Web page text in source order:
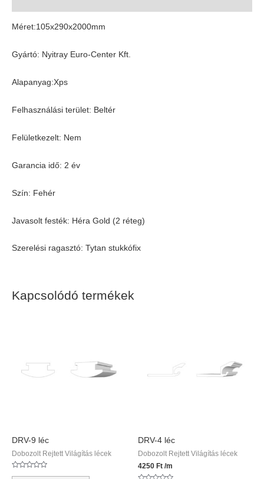
Méret:105x290x2000mm
Gyártó: Nyitray Euro-Center Kft.
Alapanyag:Xps
Felhasználási terület: Beltér
Felületkezelt: Nem
Garancia idő: 2 év
Szín: Fehér
Javasolt festék: Héra Gold (2 réteg)
Szerelési ragasztó: Tytan stukkófix
Kapcsolódó termékek
DRV-9 léc
Dobozolt Rejtett Világítás lécek
Értékelés:
DRV-4 léc
Dobozolt Rejtett Világítás lécek
4250 Ft /m